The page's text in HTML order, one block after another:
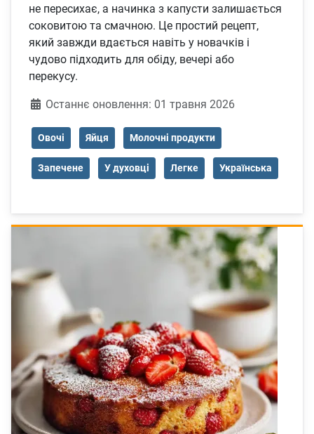
не пересихає, а начинка з капусти залишається
соковитою та смачною. Це простий рецепт,
який завжди вдається навіть у новачків і
чудово підходить для обіду, вечері або
перекусу.
ДеталіОстаннє оновлення: 01 травня 2026
Овочі Яйця Молочні продукти
Запечене У духовці Легке Українська